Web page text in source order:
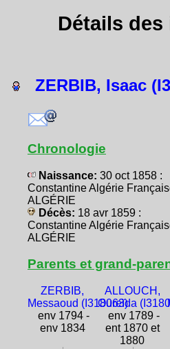
Détails
ZERBIB, Isaac
Chronologie
Naissance: 30 oct 1858 :
Constantine Algérie
ALGÉRIE
Décès: 18 avr 1859 :
Constantine Algérie
ALGÉRIE
Parents et grand-
ZERBIB,
Messaoud (I318063)
env 1794 -
env 1834
ALLOUCH,
Oureïda
env 1789 -
ent 1870 et
1880